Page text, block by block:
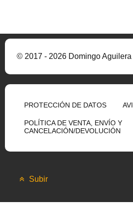
© 2017 - 2026 Domingo Aguilera
PROTECCIÓN DE DATOS
POLÍTICA DE VENTA, ENVÍO Y
CANCELACIÓN/DEVOLUCIÓN
Subir